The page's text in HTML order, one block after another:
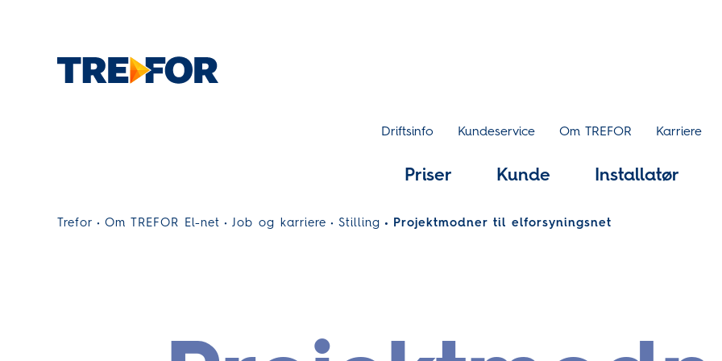
Driftsinfo Kundeservice Om TREFOR Karriere
Priser Kunde Installatør
Trefor Om TREFOR El-net Job og karriere Stilling Projektmodner til elforsyningsnet